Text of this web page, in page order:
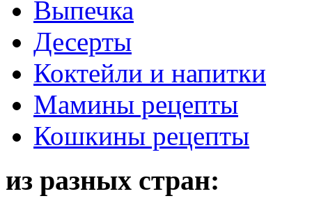
Выпечка
Десерты
Коктейли и напитки
Мамины рецепты
Кошкины рецепты
из разных стран: